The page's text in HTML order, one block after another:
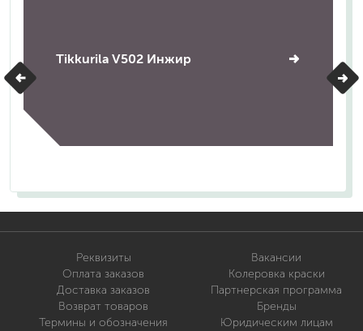
Tikkurila V502 Инжир
Реквизиты
Оплата заказов
Доставка заказов
Возврат товаров
Термины и обозначения
Вакансии
Колеровка краски
Партнерская программа
Бренды
Юридическим лицам